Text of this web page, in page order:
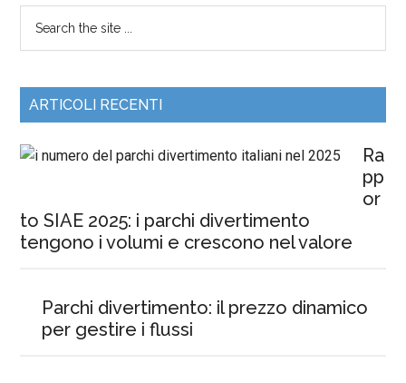
ARTICOLI RECENTI
Ra
pp
or
to SIAE 2025: i parchi divertimento
tengono i volumi e crescono nel valore
Parchi divertimento: il prezzo dinamico
per gestire i flussi